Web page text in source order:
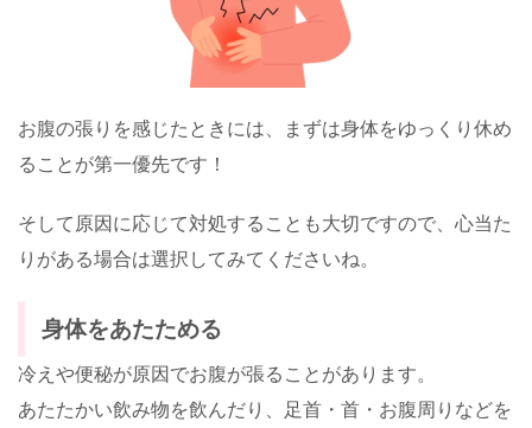
お腹の張りを感じたときには、まずは身体をゆっくり休め
ることが第一優先です！
そして原因に応じて対処することも大切ですので、心当た
りがある場合は選択してみてくださいね。
身体をあたためる
冷えや便秘が原因でお腹が張ることがあります。
あたたかい飲み物を飲んだり、足首・首・お腹周りなどを